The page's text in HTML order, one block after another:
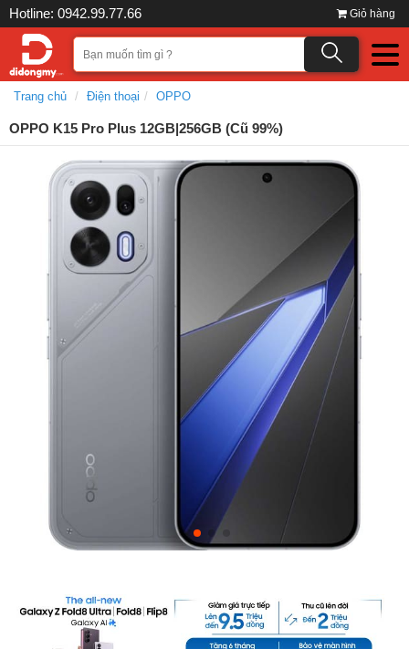
Hotline: 0942.99.77.66 Giỏ hàng
Trang chủ Điện thoại OPPO
OPPO K15 Pro Plus 12GB|256GB (Cũ 99%)